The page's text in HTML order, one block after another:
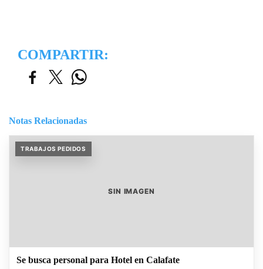
COMPARTIR:
Notas Relacionadas
TRABAJOS PEDIDOS
SIN IMAGEN
Se busca personal para Hotel en Calafate